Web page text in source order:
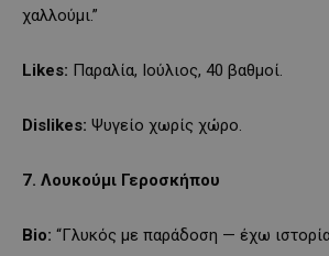
χαλλούμι.”
Likes: Παραλία, Ιούλιος, 40 βαθμοί.
Dislikes: Ψυγείο χωρίς χώρο.
7. Λουκούμι Γεροσκήπου
Bio: “Γλυκός με παράδοση — έχω